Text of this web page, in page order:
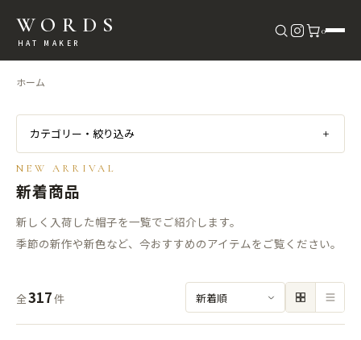
WORDS
HAT MAKER
0
ホーム
カテゴリー・絞り込み ＋
NEW ARRIVAL
新着商品
新しく入荷した帽子を一覧でご紹介します。
季節の新作や新色など、今おすすめのアイテムをご覧ください。
全317件